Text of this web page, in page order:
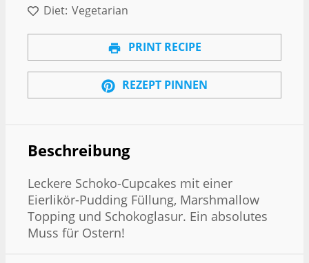
Diet: Vegetarian
PRINT RECIPE
REZEPT PINNEN
Beschreibung
Leckere Schoko-Cupcakes mit einer
Eierlikör-Pudding Füllung, Marshmallow
Topping und Schokoglasur. Ein absolutes
Muss für Ostern!